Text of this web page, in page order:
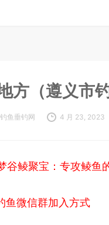
方（遵义市
鱼垂钓网 4 月 23, 2023
谷鲮聚宝：专攻鲮鱼
鱼微信群加入方式